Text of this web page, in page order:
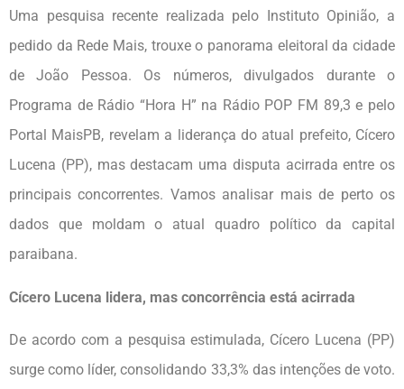
Uma pesquisa recente realizada pelo Instituto Opinião, a
pedido da Rede Mais, trouxe o panorama eleitoral da cidade
de João Pessoa. Os números, divulgados durante o
Programa de Rádio “Hora H” na Rádio POP FM 89,3 e pelo
Portal MaisPB, revelam a liderança do atual prefeito, Cícero
Lucena (PP), mas destacam uma disputa acirrada entre os
principais concorrentes. Vamos analisar mais de perto os
dados que moldam o atual quadro político da capital
paraibana.
Cícero Lucena lidera, mas concorrência está acirrada
De acordo com a pesquisa estimulada, Cícero Lucena (PP)
surge como líder, consolidando 33,3% das intenções de voto.